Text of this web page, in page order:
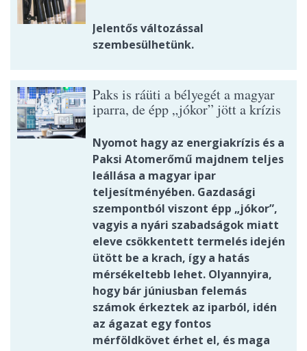
Jelentős változással
szembesülhetünk.
Paks is ráüti a bélyegét a magyar
iparra, de épp „jókor” jött a krízis
Nyomot hagy az energiakrízis és a
Paksi Atomerőmű majdnem teljes
leállása a magyar ipar
teljesítményében. Gazdasági
szempontból viszont épp „jókor”,
vagyis a nyári szabadságok miatt
eleve csökkentett termelés idején
ütött be a krach, így a hatás
mérsékeltebb lehet. Olyannyira,
hogy bár júniusban felemás
számok érkeztek az iparból, idén
az ágazat egy fontos
mérföldkövet érhet el, és maga